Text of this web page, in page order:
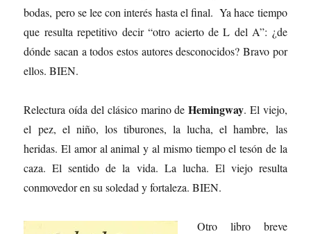
bodas, pero se lee con interés hasta el final. Ya hace tiempo
que resulta repetitivo decir “otro acierto de L del A”: ¿de
dónde sacan a todos estos autores desconocidos? Bravo por
ellos. BIEN.
Relectura oída del clásico marino deHemingway. El viejo,
el pez, el niño, los tiburones, la lucha, el hambre, las
heridas. El amor al animal y al mismo tiempo el tesón de la
caza. El sentido de la vida. La lucha. El viejo resulta
conmovedor en su soledad y fortaleza. BIEN.
Otro libro breve